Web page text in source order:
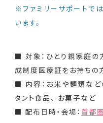
※ファミリーサポートで
います。
■ 対象：ひとり親家庭
成制度医療証をお持ちの方
■ 内容：お米や麺類など
タント食品、 お菓子など
■ 配布日時・会場： 首都圏